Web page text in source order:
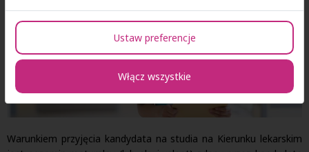
Warunkiem przyjęcia kandydata na studia na Kierunku lekarskim
Ustaw preferencje
Włącz wszystkie